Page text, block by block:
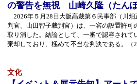
の警告を無視 山崎久隆（たん
2026年５月28日大阪高裁第６民事部（川畑
判官、山田智子裁判官）は、一審の設置許可
取り消した。結論として、一審で認容されて
棄却しており、極めて不当な判決である。（
文化